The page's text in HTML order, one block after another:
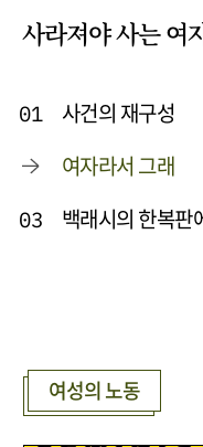
사라져야 사는 여
01
사건의 재구성
여자라서 그래
03 백래시의 한복판
여성의 노동